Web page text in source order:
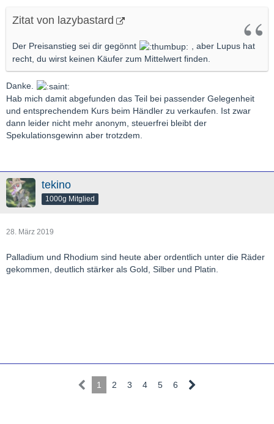
Zitat von lazybastard
Der Preisanstieg sei dir gegönnt
, aber Lupus hat
recht, du wirst keinen Käufer zum Mittelwert finden.
Danke.
Hab mich damit abgefunden das Teil bei passender Gelegenheit
und entsprechendem Kurs beim Händler zu verkaufen. Ist zwar
dann leider nicht mehr anonym, steuerfrei bleibt der
Spekulationsgewinn aber trotzdem.
tekino
1000g Mitglied
28. März 2019
Palladium und Rhodium sind heute aber ordentlich unter die Räder
gekommen, deutlich stärker als Gold, Silber und Platin.
1 2 3 4 5 6